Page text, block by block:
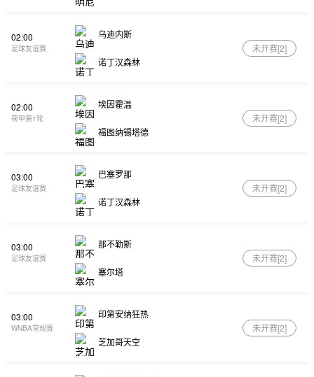
02:00
足球友谊赛
乌迪内斯
诺丁汉森林
未开赛[2]
02:00
荷甲第1轮
埃因霍温
福图纳锡塔德
未开赛[2]
03:00
足球友谊赛
巴塞罗那
诺丁汉森林
未开赛[2]
03:00
足球友谊赛
那不勒斯
塞尔塔
未开赛[2]
03:00
WNBA常规赛
印第安纳狂热
芝加哥天空
未开赛[2]